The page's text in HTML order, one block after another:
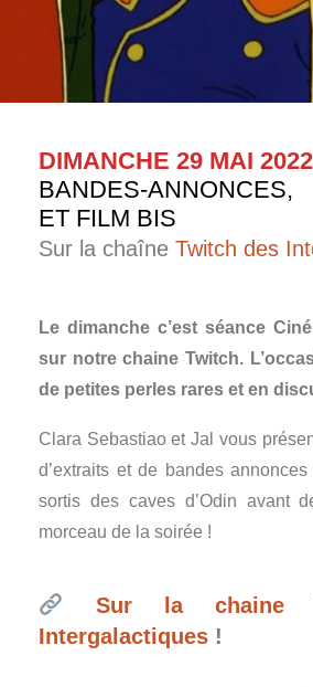
DIMANCHE 29 MAI
BANDES-
ET FILM BIS
Sur la chaîne Twitch des
Le dimanche c’est séance
sur notre chaine Twitch.
de petites perles rares et en
Clara Sebastiao et Jal vous
d’extraits et de bandes
sortis des caves d’Odin avant
morceau de la soirée !
Sur la chaine
Intergalactiques !